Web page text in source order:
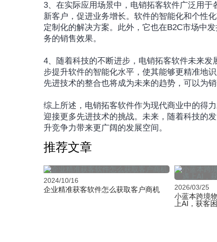
3、在实际应用场景中，电销拓客软件广泛用
新客户，促进业务增长。软件的智能化和个性
定制化的解决方案。此外，它也在B2C市场中
务的销售效果。
4、随着科技的不断进步，电销拓客软件未来
步提升软件的智能化水平，使其能够更精准地
先进技术的整合也将成为未来的趋势，可以为
综上所述，电销拓客软件作为现代商业中的得
迎接更多先进技术的挑战。未来，随着科技的
升竞争力带来更广阔的发展空间。‍
推荐文章
2024/10/16
企业精准获客软件怎么获取客户商机 2026/03/25
小蓝本跨境
上AI，获客